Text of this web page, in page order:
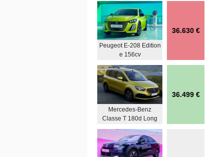
Peugeot E-208 Edition
e 156cv
36.630 €
Mercedes-Benz
Classe T 180d Long
36.499 €